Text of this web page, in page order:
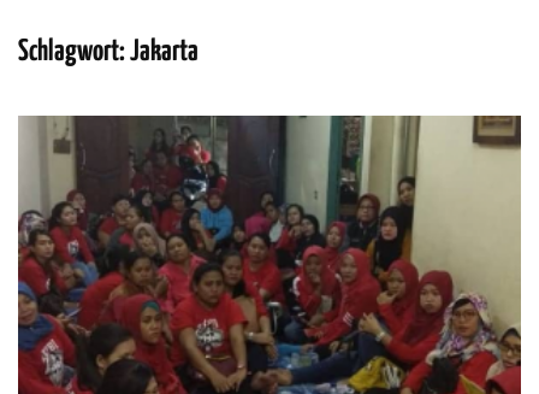
Schlagwort:Jakarta